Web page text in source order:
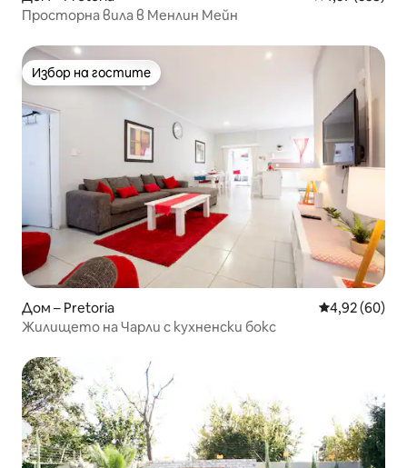
Просторна вила в Менлин Мейн
Избор на гостите
Избор на гостите
Дом – Pretoria Средна
4,92 (60)
Жилището на Чарли с кухненски бокс